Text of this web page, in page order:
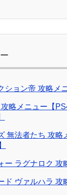
ション帝 攻略メ
略メニュー【
無法者たち 攻略
ー ラグナロク 攻
ド ヴァルハラ 攻